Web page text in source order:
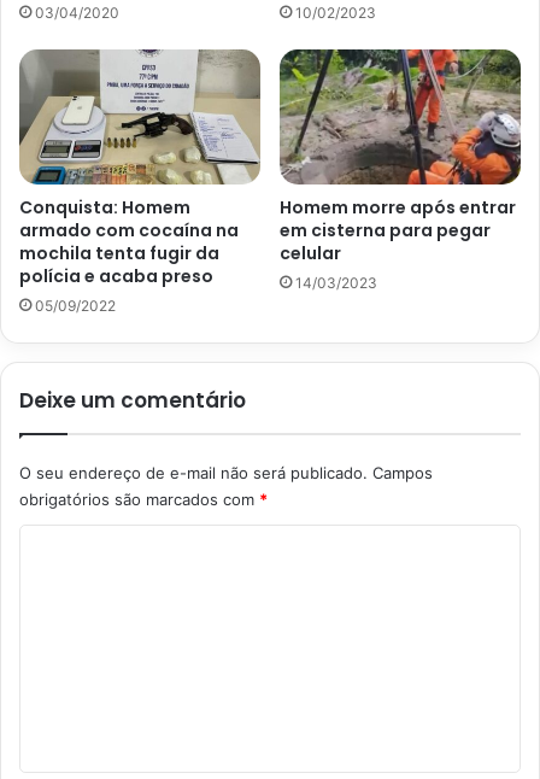
03/04/2020 10/02/2023
Conquista: Homem
armado com cocaína na
mochila tenta fugir da
polícia e acaba preso
05/09/2022
Homem morre após entrar
em cisterna para pegar
celular
14/03/2023
Deixe um comentário
O seu endereço de e-mail não será publicado. Campos
obrigatórios são marcados com *